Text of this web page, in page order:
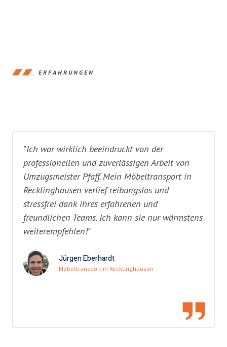
ERFAHRUNGEN
"Ich war wirklich beeindruckt von der
professionellen und zuverlässigen Arbeit von
Umzugsmeister Pfaff. Mein Möbeltransport in
Recklinghausen verlief reibungslos und
stressfrei dank ihres erfahrenen und
freundlichen Teams. Ich kann sie nur wärmstens
weiterempfehlen!"
Jürgen Eberhardt
Möbeltransport in Recklinghausen